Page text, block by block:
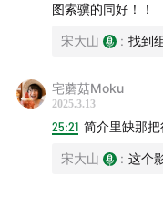
艺术祭和麦当
71:06
电影节/大河剧/
【提及人名】
图索骥的同好！！
宋大山 : 找到
宅蘑菇Moku
2025.3.13
25:21 简介里缺那把
宋大山 : 这个